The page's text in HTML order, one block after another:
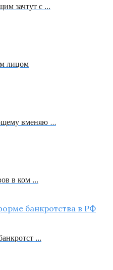
зачтут с …
лицом
вменяю …
в ком …
…